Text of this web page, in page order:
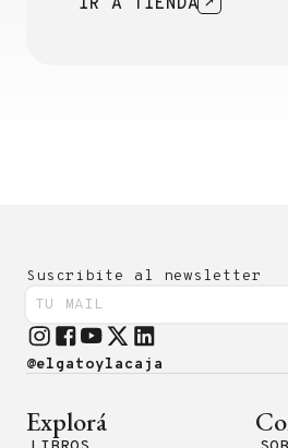
IR A TIENDA
Suscribite al newsletter
@elgatoylacaja
Explorá